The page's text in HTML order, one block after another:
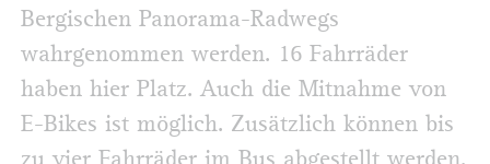
Bergischen Panorama-Radwegs
wahrgenommen werden. 16 Fahrräder
haben hier Platz. Auch die Mitnahme von
E-Bikes ist möglich. Zusätzlich können bis